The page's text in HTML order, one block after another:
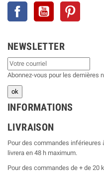
Facebook YouTube
NEWSLETTER
Abonnez-vous pour les dernières
INFORMATIONS
LIVRAISON
Pour des commandes inférieures
livrera en 48 h maximum.
Pour des commandes de + de 20